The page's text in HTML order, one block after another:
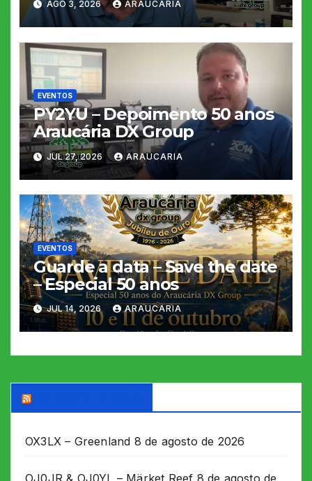
AGO 3, 2026 ARAUCARIA
EVENTOS
PY2YU – Depoimento 50 anos
Araucária DX Group
JUL 27, 2026 ARAUCARIA
EVENTOS
Guarde a data – Save the date
– Especial 50 anos
JUL 14, 2026 ARAUCARIA
OX3LX – Greenland 8 de agosto de 2026